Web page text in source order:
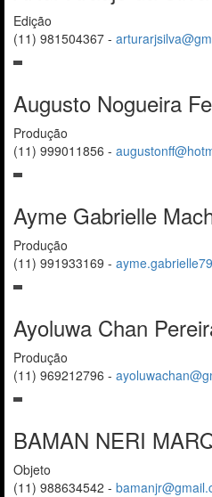
Edição
(11) 981504367 -
Augusto Nogueira
Produção
(11) 999011856 -
Ayme Gabrielle
Produção
(11) 991933169 -
Ayoluwa Chan
Produção
(11) 969212796 -
BAMAN NERI
Objeto
(11) 988634542 -